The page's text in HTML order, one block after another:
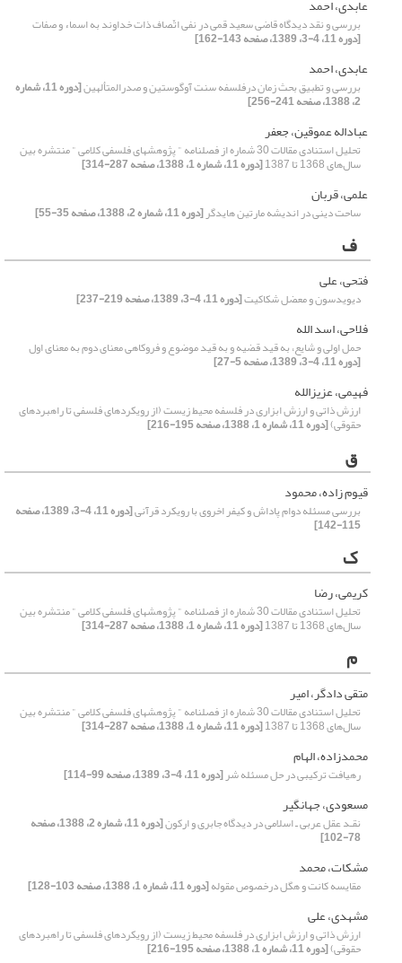
عابدی، احمد
بررسی و نقد دیدگاه قاضی سعید قمی‌ در نفی اتّصاف ذات خداوند به اسماء و صفات
[دوره 11، 4-3، 1389، صفحه 143-162]
عابدی، احمد
بررسى و تطبیق بحث زمان درفلسفه سنت آوگوستین و صدرالمتألهین [دوره 11، شماره
2، 1388، صفحه 241-256]
عباداله عموقین، جعفر
تحلیل استنادی مقالات 30 شماره از فصلنامه " پژوهشهای فلسفی کلامی " منتشره بین
سال‌های 1368 تا 1387 [دوره 11، شماره 1، 1388، صفحه 287-314]
علمی، قربان
ساحت دینی در اندیشه مارتین هایدگر[دوره 11، شماره 2، 1388، صفحه 35-55]
ف
فتحی، علی
دیویدسون و معضل شکاکیت[دوره 11، 4-3، 1389، صفحه 219-237]
فلاحی، اسد الله
حمل اولی و شایع، به قید قضیه و به قید موضوع و فروکاهی معنای دوم به معنای اول
[دوره 11، 4-3، 1389، صفحه 5-27]
فهیمی، عزیزالله
ارزش ذاتی و ارزش ابزاری در فلسفه محیط زیست (از رویکردهای فلسفی تا راهبردهای
حقوقی)[دوره 11، شماره 1، 1388، صفحه 195-216]
ق
قیوم زاده، محمود
بررسی مسئله دوام پاداش و کیفر اخروی با رویکرد قرآنی [دوره 11، 4-3، 1389، صفحه
115-142]
ک
کریمی، رضا
تحلیل استنادی مقالات 30 شماره از فصلنامه " پژوهشهای فلسفی کلامی " منتشره بین
سال‌های 1368 تا 1387 [دوره 11، شماره 1، 1388، صفحه 287-314]
م
متقی دادگر، امیر
تحلیل استنادی مقالات 30 شماره از فصلنامه " پژوهشهای فلسفی کلامی " منتشره بین
سال‌های 1368 تا 1387 [دوره 11، شماره 1، 1388، صفحه 287-314]
محمدزاده، الهام
رهیافت ترکیبی در حل مسئله شر[دوره 11، 4-3، 1389، صفحه 99-114]
مسعودی، جهانگیر
نقـد عقل عربی ـ اسلامی در دیدگاه جابری و ارکون [دوره 11، شماره 2، 1388، صفحه
78-102]
مشکات، محمد
مقایسه کانت و هگل درخصوص مقوله[دوره 11، شماره 1، 1388، صفحه 103-128]
مشهدی، علی
ارزش ذاتی و ارزش ابزاری در فلسفه محیط زیست (از رویکردهای فلسفی تا راهبردهای
حقوقی)[دوره 11، شماره 1، 1388، صفحه 195-216]